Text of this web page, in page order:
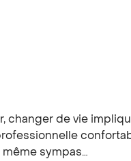
changer de vie
sympas…